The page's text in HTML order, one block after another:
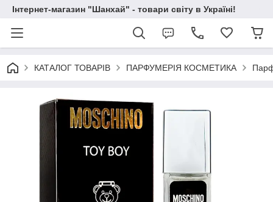
Інтернет-магазин "Шанхай" - товари світу в Україні!
КАТАЛОГ ТОВАРІВ ПАРФУМЕРІЯ КОСМЕТИКА